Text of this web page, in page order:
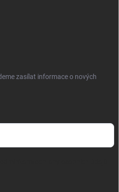
zasílat informace o nových